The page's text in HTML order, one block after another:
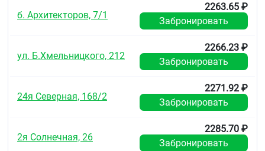
б. Архитекторов, 7/1
2263.65 ₽
Забронировать
ул. Б.Хмельницкого, 212
2266.23 ₽
Забронировать
24я Северная, 168/2
2271.92 ₽
Забронировать
2я Солнечная, 26
2285.70 ₽
Забронировать